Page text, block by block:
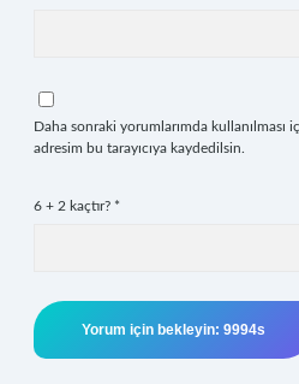
Daha sonraki yorumlarımda kullanılması
adresim bu tarayıcıya kaydedilsin.
6 + 2 kaçtır? *